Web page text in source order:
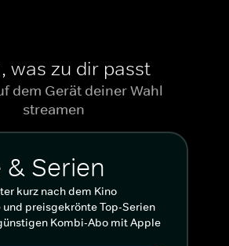
was zu dir passt
dem Gerät deiner Wahl
streamen
& Serien
kurz nach dem Kino
und preisgekrönte Top-Serien
Kombi-Abo mit Apple